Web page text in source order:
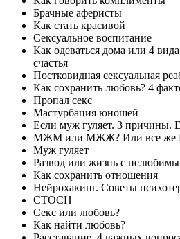
Брачные аферисты
Как стать красивой
Сексуальное воспитание
Как одеваться дома или 4
счастья
Постковидная сексуальная
Как сохранить любовь? 4
Пропал секс
Мастурбация юношей
Если муж гуляет. 3 причины.
МЖМ или МЖЖ? Или все
Муж гуляет
Развод или жизнь с
Как сохранить отношения
Нейрохакинг. Советы
СТОСН
Секс или любовь?
Как найти любовь?